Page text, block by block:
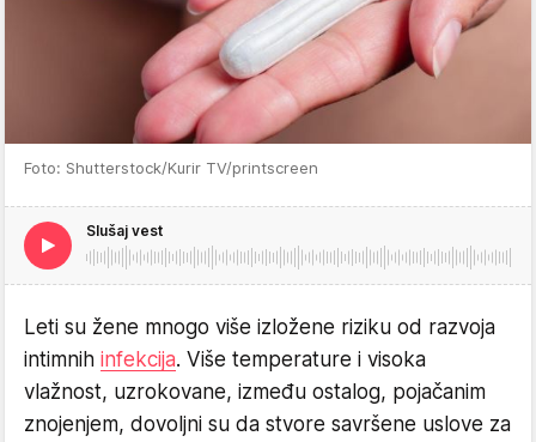
Foto: Shutterstock/Kurir TV/printscreen
Slušaj vest
Leti su žene mnogo više izložene riziku od razvoja
intimnih infekcija. Više temperature i visoka
vlažnost, uzrokovane, između ostalog, pojačanim
znojenjem, dovoljni su da stvore savršene uslove za